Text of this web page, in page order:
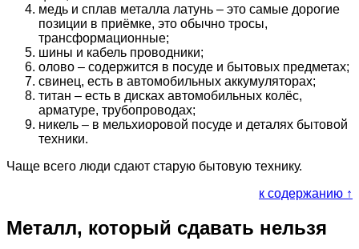
медь и сплав металла латунь – это самые дорогие
позиции в приёмке, это обычно тросы,
трансформационные;
шины и кабель проводники;
олово – содержится в посуде и бытовых предметах;
свинец, есть в автомобильных аккумуляторах;
титан – есть в дисках автомобильных колёс,
арматуре, трубопроводах;
никель – в мельхиоровой посуде и деталях бытовой
техники.
Чаще всего люди сдают старую бытовую технику.
к содержанию ↑
Металл, который сдавать нельзя